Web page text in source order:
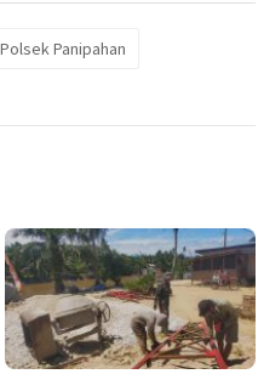
Polsek Panipahan